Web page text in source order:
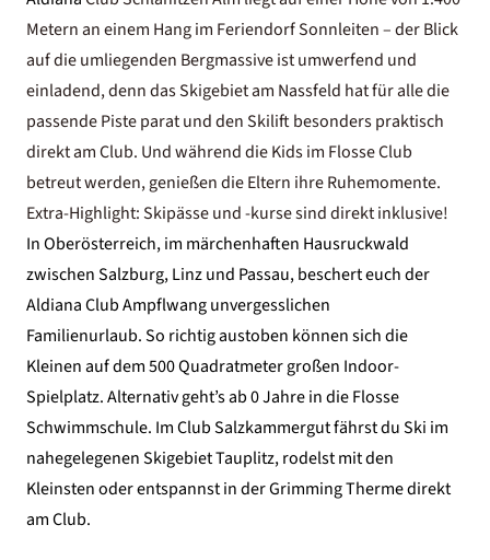
Metern an einem Hang im Feriendorf Sonnleiten – der Blick
auf die umliegenden Bergmassive ist umwerfend und
einladend, denn das Skigebiet am Nassfeld hat für alle die
passende Piste parat und den Skilift besonders praktisch
direkt am Club. Und während die Kids im Flosse Club
betreut werden, genießen die Eltern ihre Ruhemomente.
Extra-Highlight: Skipässe und -kurse sind direkt inklusive!
In Oberösterreich, im märchenhaften Hausruckwald
zwischen Salzburg, Linz und Passau, beschert euch der
Aldiana Club Ampflwang unvergesslichen
Familienurlaub.So richtig austoben können sich die
Kleinen auf dem 500 Quadratmeter großen Indoor-
Spielplatz. Alternativ geht’s ab 0 Jahre in die Flosse
Schwimmschule. Im Club Salzkammergut fährst du Ski im
nahegelegenen Skigebiet Tauplitz, rodelst mit den
Kleinsten oder entspannst in der Grimming Therme direkt
am Club.